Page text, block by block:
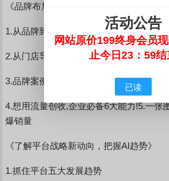
《品牌布局平台的低成本流量打法》
1.从品牌到 IP,怎么快速放大声量?
2.从门店导流到成交,巧妙设计转化链路
3.品牌案例:拿到大结果的背后是什么模式?
4.想用流量创收,企业必备6大能力!5.一张
爆销量
《了解平台战略新动向，把握AI趋势》
1.抓住平台五大发展趋势
活动公告
网站原价199终身会员
止今日23：59结
已读